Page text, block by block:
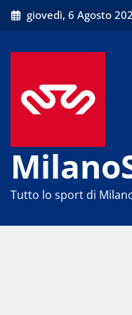
Skip
to
giovedì, 6 Agosto
Tutto lo sport di